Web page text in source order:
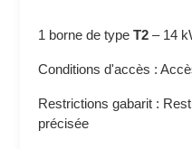
1 borne de typeT2 – 14
Conditions d'accès :
Restrictions gabarit :
précisée